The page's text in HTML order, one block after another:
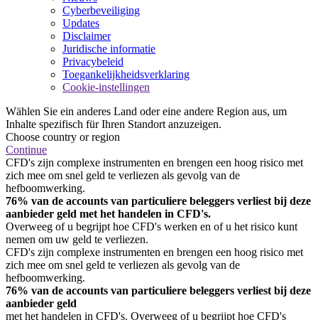
Cyberbeveiliging
Updates
Disclaimer
Juridische informatie
Privacybeleid
Toegankelijkheidsverklaring
Cookie-instellingen
Wählen Sie ein anderes Land oder eine andere Region aus, um
Inhalte spezifisch für Ihren Standort anzuzeigen.
Choose country or region
Continue
CFD's zijn complexe instrumenten en brengen een hoog risico met
zich mee om snel geld te verliezen als gevolg van de
hefboomwerking.
76% van de accounts van particuliere beleggers verliest bij deze
aanbieder geld met het handelen in CFD's.
Overweeg of u begrijpt hoe CFD's werken en of u het risico kunt
nemen om uw geld te verliezen.
CFD's zijn complexe instrumenten en brengen een hoog risico met
zich mee om snel geld te verliezen als gevolg van de
hefboomwerking.
76% van de accounts van particuliere beleggers verliest bij deze
aanbieder geld
met het handelen in CFD's. Overweeg of u begrijpt hoe CFD's